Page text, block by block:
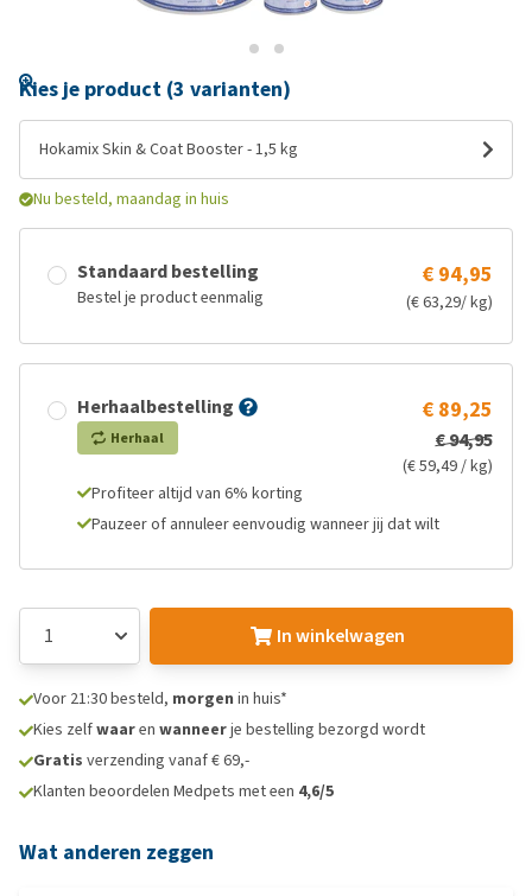
Kies je product (3 varianten)
Hokamix Skin & Coat Booster - 1,5 kg
Nu besteld, maandag in huis
Standaard bestelling
Bestel je product eenmalig
€ 94,95
(€ 63,29/ kg)
Herhaalbestelling
Herhaal
€ 89,25
€ 94,95
(€ 59,49 / kg)
Profiteer altijd van 6% korting
Pauzeer of annuleer eenvoudig wanneer jij dat wilt
In winkelwagen
Voor 21:30 besteld, morgen in huis*
Kies zelfwaaren wanneerje bestelling bezorgd wordt
Gratis verzending vanaf € 69,-
Klanten beoordelen Medpets met een 4,6/5
Wat anderen zeggen